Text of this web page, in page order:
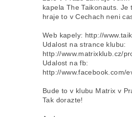
kapela The Taikonauts.
hraje to v Cechach neni
Web kapely: http://
Udalost na strance klubu:
http://www.matrixklub.cz/
Udalost na fb:
http://www.facebook.com/
Bude to v klubu Matrix v
Tak dorazte!